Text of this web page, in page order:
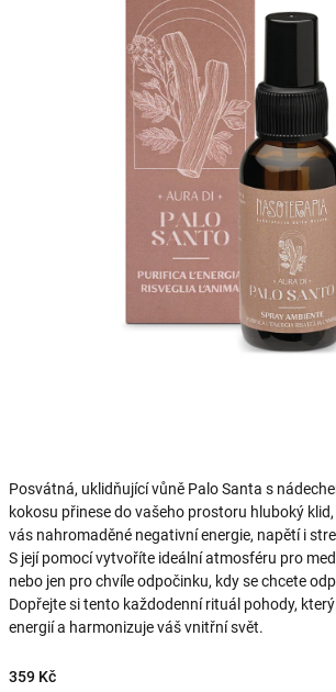
Posvátná, uklidňující vůně Palo Santa s
kokosu přinese do vašeho prostoru hluboký
vás nahromaděné negativní energie, napětí i
S její pomocí vytvoříte ideální atmosféru pro
nebo jen pro chvíle odpočinku, kdy se chcete
Dopřejte si tento každodenní rituál pohody,
energií a harmonizuje váš vnitřní svět.
359 Kč
hvězdiček.